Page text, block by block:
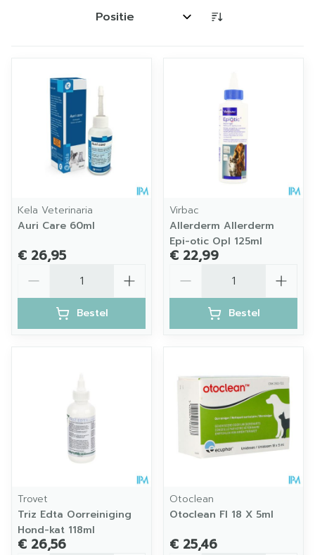
Sorteer op:
Kela Veterinaria
Auri Care 60ml
€ 26,95
Bestel
Virbac
Allerderm Allerderm
Epi-otic Opl 125ml
€ 22,99
Bestel
Trovet
Triz Edta Oorreiniging
Hond-kat 118ml
€ 26,56
Otoclean
Otoclean Fl 18 X 5ml
€ 25,46